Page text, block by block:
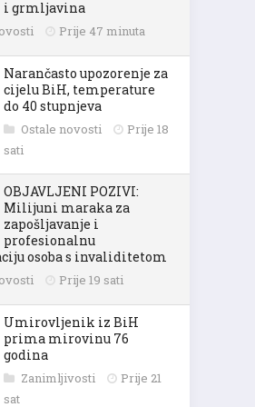
i grmljavina
Prije 47 minuta
Narančasto upozorenje za
cijelu BiH, temperature
do 40 stupnjeva
Ostale novosti
Prije 18
sati
OBJAVLJENI POZIVI:
Milijuni maraka za
zapošljavanje i
profesionalnu
osoba s invaliditetom
Prije 19 sati
Umirovljenik iz BiH
prima mirovinu 76
godina
Zanimljivosti
Prije 21
sat